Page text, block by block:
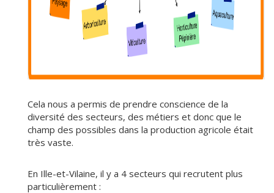
Cela nous a permis de prendre conscience de la
diversité des secteurs, des métiers et donc que le
champ des possibles dans la production agricole était
très vaste.
En Ille-et-Vilaine, il y a 4 secteurs qui recrutent plus
particulièrement :